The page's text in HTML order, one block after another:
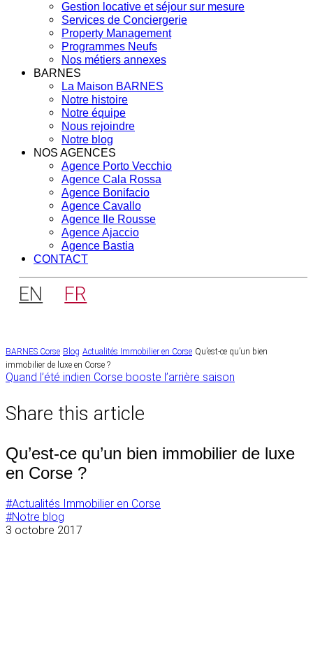
Gestion locative et séjour sur mesure
Services de Conciergerie
Property Management
Programmes Neufs
Nos métiers annexes
BARNES
La Maison BARNES
Notre histoire
Notre équipe
Nous rejoindre
Notre blog
NOS AGENCES
Agence Porto Vecchio
Agence Cala Rossa
Agence Bonifacio
Agence Cavallo
Agence Ile Rousse
Agence Ajaccio
Agence Bastia
CONTACT
EN FR
BARNES Corse Blog Actualités Immobilier en Corse Qu’est-ce qu’un bien
immobilier de luxe en Corse ?
Navigation
l’article
Quand l’été indien Corse booste l’arrière saison
Share this article
Qu’est-ce qu’un bien immobilier de luxe
en Corse ?
#Actualités Immobilier en Corse
#Notre blog
3 octobre 2017